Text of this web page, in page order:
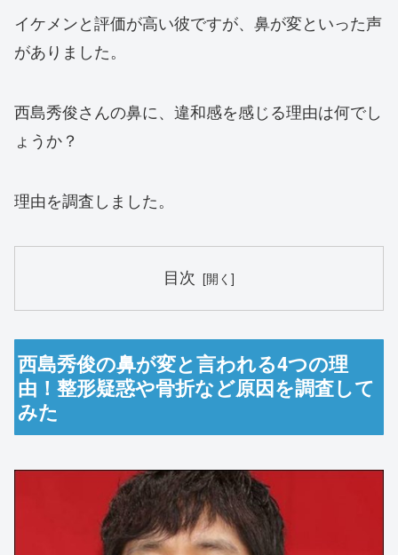
イケメンと評価が高い彼ですが、鼻が変といった声
がありました。
西島秀俊さんの鼻に、違和感を感じる理由は何でし
ょうか？
理由を調査しました。
目次
西島秀俊の鼻が変と言われる4つの理
由！整形疑惑や骨折など原因を調査して
みた